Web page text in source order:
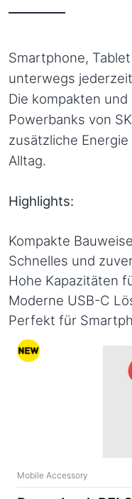
Smartphone,
unterwegs
Die kompakten
Powerbanks von
zusätzliche
Alltag.
Highlights:
Kompakte
Schnelles und
Hohe Kapazitäten
Moderne USB-C
Perfekt für
Mobile Accessory